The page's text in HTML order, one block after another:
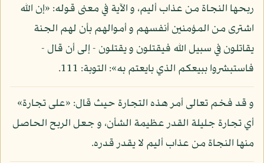
ربحها النجاة من عذاب أليم، و الآية في معنى قوله: «إن الله
اشترى من المؤمنين أنفسهم و أموالهم بأن لهم الجنة
يقاتلون في سبيل الله فيقتلون و يقتلون - إلى أن قال -
فاستبشروا ببيعكم الذي بايعتم به»: التوبة: 111.
و قد فخم تعالى أمر هذه التجارة حيث قال: «على تجارة»
أي تجارة جليلة القدر عظيمة الشأن، و جعل الربح الحاصل
منها النجاة من عذاب أليم لا يقدر قدره.